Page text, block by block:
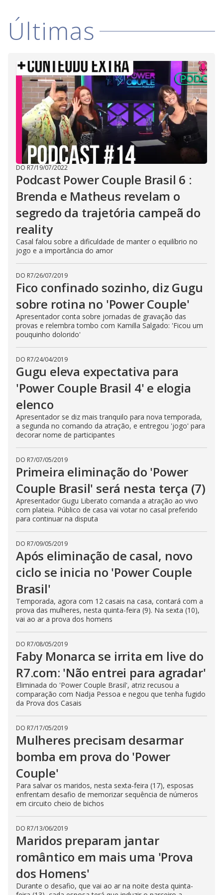
i
d
e
o
Últimas
DO R7/19/07/2022
Podcast Power Couple Brasil 6 :
Brenda e Matheus revelam o
segredo da trajetória campeã do
reality
Casal falou sobre a dificuldade de manter o equilíbrio no
jogo e a importância do amor
DO R7/26/07/2019
Fico confinado sozinho, diz Gugu
sobre rotina no 'Power Couple'
Apresentador conta sobre jornadas de gravação das
provas e relembra tombo com Kamilla Salgado: 'Ficou um
pouquinho dolorido'
DO R7/24/04/2019
Gugu eleva expectativa para
'Power Couple Brasil 4' e elogia
elenco
Apresentador se diz mais tranquilo para nova temporada,
a segunda no comando da atração, e entregou 'jogo' para
decorar nome de participantes
DO R7/07/05/2019
Primeira eliminação do 'Power
Couple Brasil' será nesta terça (7)
Apresentador Gugu Liberato comanda a atração ao vivo
com plateia. Público de casa vai votar no casal preferido
para continuar na disputa
DO R7/09/05/2019
Após eliminação de casal, novo
ciclo se inicia no 'Power Couple
Brasil'
Temporada, agora com 12 casais na casa, contará com a
prova das mulheres, nesta quinta-feira (9). Na sexta (10),
vai ao ar a prova dos homens
DO R7/08/05/2019
Faby Monarca se irrita em live do
R7.com: 'Não entrei para agradar'
Eliminada do 'Power Couple Brasil', atriz recusou a
comparação com Nadja Pessoa e negou que tenha fugido
da Prova dos Casais
DO R7/17/05/2019
Mulheres precisam desarmar
bomba em prova do 'Power
Couple'
Para salvar os maridos, nesta sexta-feira (17), esposas
enfrentam desafio de memorizar sequência de números
em circuito cheio de bichos
DO R7/13/06/2019
Maridos preparam jantar
romântico em mais uma 'Prova
dos Homens'
Durante o desafio, que vai ao ar na noite desta quinta-